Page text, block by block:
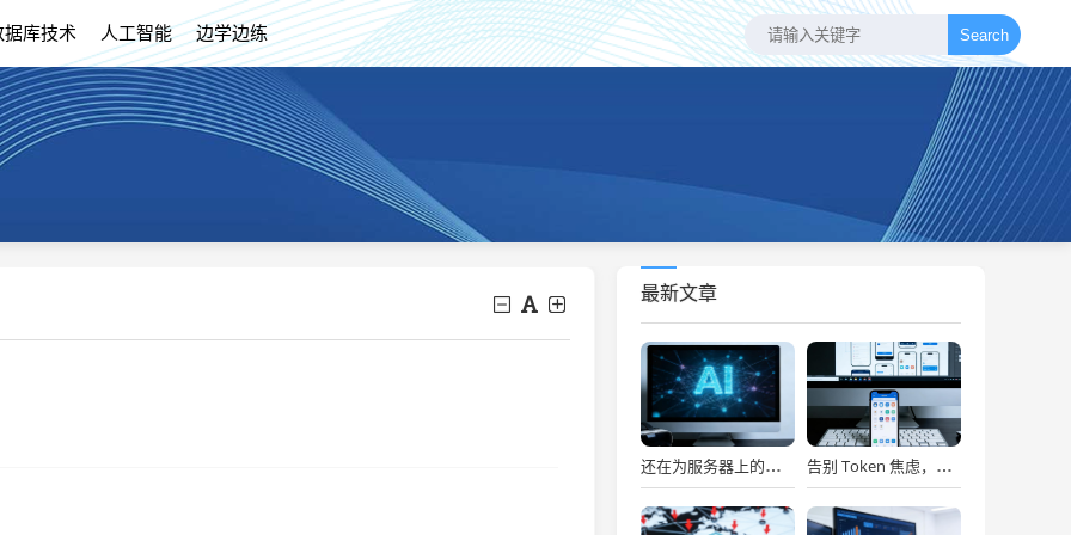
据库技术 人工智能 边学边练 Search
最新文章
还在为服务器上的问题烦恼？有了智能终端，我再也不怕了！ 告别 Token 焦虑，让 AI Agent 24 小时为你打工